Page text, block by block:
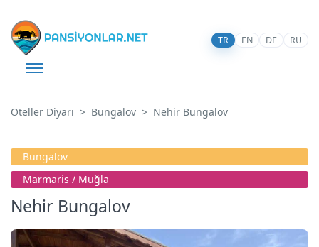
TR EN DE RU
Oteller Diyarı Bungalov Nehir Bungalov
Bungalov
Marmari̇s / Muğla
Nehir Bungalov